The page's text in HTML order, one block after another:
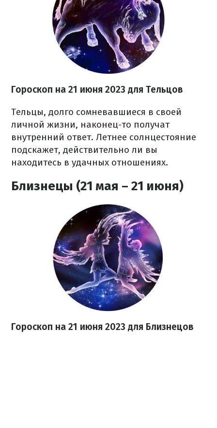
Гороскоп на 21 июня 2023 для Тельцов
Тельцы, долго сомневавшиеся в своей
личной жизни, наконец-то получат
внутренний ответ. Летнее солнцестояние
подскажет, действительно ли вы
находитесь в удачных отношениях.
Близнецы (21 мая – 21 июня)
Гороскоп на 21 июня 2023 для Близнецов